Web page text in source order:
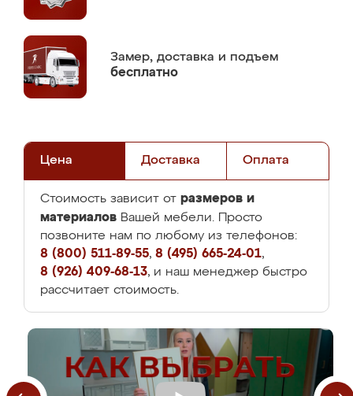
Замер, доставка и подъем
бесплатно
Цена Доставка Оплата
Стоимость зависит от размеров и
материалов Вашей мебели. Просто
позвоните нам по любому из телефонов:
8 (800) 511-89-55, 8 (495) 665-24-01,
8 (926) 409-68-13, и наш менеджер быстро
рассчитает стоимость.